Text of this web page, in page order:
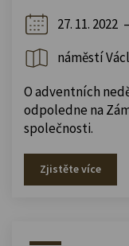
27. 11. 2022 –
náměstí
O adventních
odpoledne na
společnosti.
Zjistěte více